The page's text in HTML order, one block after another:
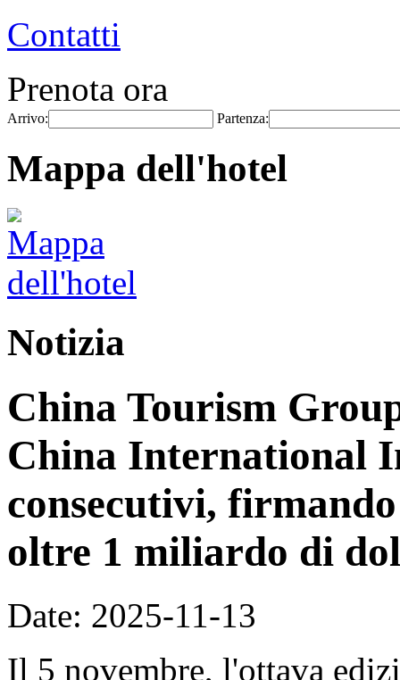
Contatti
Prenota ora
Arrivo: Partenza:
Mappa dell'hotel
Notizia
China Tourism
China International
consecutivi,
oltre 1 miliardo di
Date: 2025-11-13
Il 5 novembre, l'ottava